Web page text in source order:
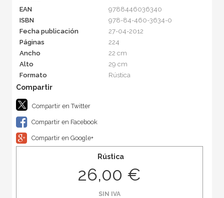
EAN
9788446036340
ISBN
978-84-460-3634-0
Fecha publicación
27-04-2012
Páginas
224
Ancho
22 cm
Alto
29 cm
Formato
Rústica
Compartir en Twitter
Compartir en Facebook
Compartir en Google+
Rústica
26,00 €
SIN IVA